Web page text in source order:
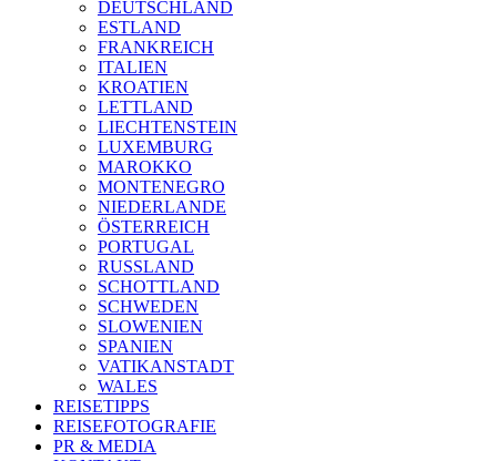
DEUTSCHLAND
ESTLAND
FRANKREICH
ITALIEN
KROATIEN
LETTLAND
LIECHTENSTEIN
LUXEMBURG
MAROKKO
MONTENEGRO
NIEDERLANDE
ÖSTERREICH
PORTUGAL
RUSSLAND
SCHOTTLAND
SCHWEDEN
SLOWENIEN
SPANIEN
VATIKANSTADT
WALES
REISETIPPS
REISEFOTOGRAFIE
PR & MEDIA